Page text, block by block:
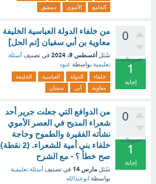
الجامع
الأموي دمشق
0
تصويتات
1
إجابة
من خلفاء الدولة العباسية الخليفة
معاوية بن أبي سفيان [تم الحل]
سُئل أغسطس 9، 2024 في تصنيف أسئلة
تعليمية بواسطة عبود
خلفاء الدولة العباسية
الخليفة
معاوية
أبي سفيان
0
تصويتات
1
إجابة
من الدوافع التي جعلت جرير أحد
شعراء المديح في العصر الأموي
نشأته الفقيرة والطموح وحاجة
خلفاء بني أمية للشعراء. (2 نقطة)
صح خطأ ؟ - مع الشرح
سُئل مارس 14 في تصنيف أسئلة تعليمية
بواسطة ابوعبدالله